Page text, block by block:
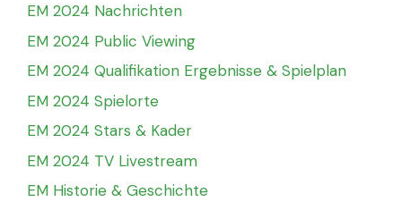
EM 2024 Nachrichten
EM 2024 Public Viewing
EM 2024 Qualifikation Ergebnisse & Spielplan
EM 2024 Spielorte
EM 2024 Stars & Kader
EM 2024 TV Livestream
EM Historie & Geschichte